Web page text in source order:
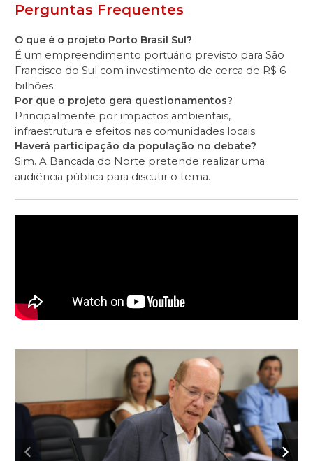
Perguntas Frequentes
O que é o projeto Porto Brasil Sul?
É um empreendimento portuário previsto para São
Francisco do Sul com investimento de cerca de R$ 6
bilhões.
Por que o projeto gera questionamentos?
Principalmente por impactos ambientais,
infraestrutura e efeitos nas comunidades locais.
Haverá participação da população no debate?
Sim. A Bancada do Norte pretende realizar uma
audiência pública para discutir o tema.